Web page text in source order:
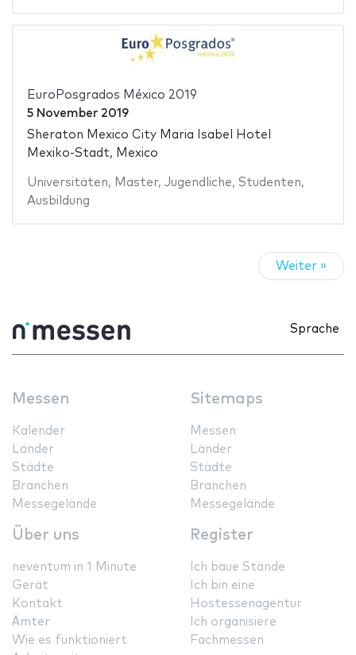
EuroPosgrados México 2019
5 November 2019
Sheraton Mexico City Maria Isabel Hotel
Mexiko-Stadt, Mexico
Universitäten, Master, Jugendliche, Studenten,
Ausbildung
Weiter »
Sprache
Messen
Kalender
Länder
Städte
Branchen
Messegelände
Sitemaps
Messen
Länder
Städte
Branchen
Messegelände
Über uns
neventum in 1 Minute
Gerät
Kontakt
Ämter
Wie es funktioniert
Register
Ich baue Stände
Ich bin eine
Hostessenagentur
Ich organisiere
Fachmessen